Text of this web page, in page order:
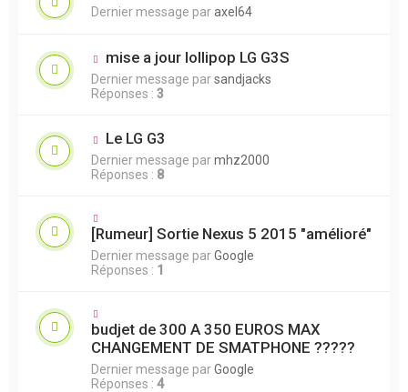
Dernier message paraxel64
mise a jour lollipop LG G3S
Dernier message parsandjacks
Réponses : 3
Le LG G3
Dernier message parmhz2000
Réponses : 8
[Rumeur] Sortie Nexus 5 2015 "amélioré"
Dernier message parGoogle
Réponses : 1
budjet de 300 A 350 EUROS MAX
CHANGEMENT DE SMATPHONE ?????
Dernier message parGoogle
Réponses : 4